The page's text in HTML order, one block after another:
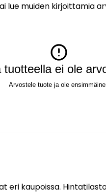
lue muiden kirjoittamia
tuotteella ei ole
Arvostele tuote ja ole
kaupoissa.